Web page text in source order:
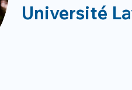
Université